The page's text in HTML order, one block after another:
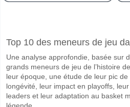
Le match entre Apollon Limassol v
Quelle est l'équipe favorite
Apollon Limassol pour le Gagnant du
Les deux équipes
Top 10 des meneurs de jeu
Une analyse approfondie, basée sur
grands meneurs de jeu de l’histoire
leur époque, une étude de leur pic
longévité, leur impact en playoffs,
leaders et leur adaptation au basket